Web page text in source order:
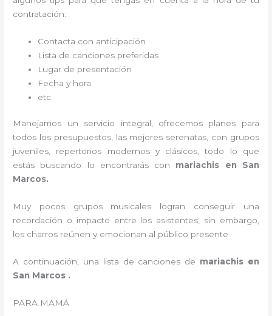
contratación:
Contacta con anticipación
Lista de canciones preferidas
Lugar de presentación
Fecha y hora
etc.
Manejamos un servicio integral, ofrecemos planes para
todos los presupuestos, las mejores serenatas, con grupos
juveniles, repertorios modernos y clásicos, todo lo que
estás buscando lo encontrarás con mariachis en San
Marcos.
Muy pocos grupos musicales logran conseguir una
recordación o impacto entre los asistentes, sin embargo,
los charros reúnen y emocionan al público presente.
A continuación, una lista de canciones de mariachis en
San Marcos .
PARA MAMÁ